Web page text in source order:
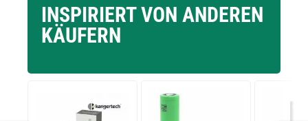
INSPIRIERT VON ANDEREN
KÄUFERN